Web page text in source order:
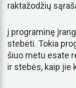
raktažodžių
į programinę
stebėti. Tokia
šiuo metu esate
ir stebės, kaip jie